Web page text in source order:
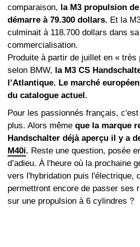
comparaison, la M3 propulsion
démarre à 79.300 dollars. Et la
culminait à 118.700 dollars dans
commercialisation.
Produite à partir de juillet en « très
selon BMW, la M3 CS
l’Atlantique. Le marché
du catalogue actuel.
Pour les passionnés français,
plus. Alors même que la marque
Handschalter déjà aperçu il y a
M40i. Reste une question, posée
d’adieu. À l'heure où la prochaine
vers l'hybridation puis l'électrique,
permettront encore de passer ses
sur une propulsion à 6 cylindres ?